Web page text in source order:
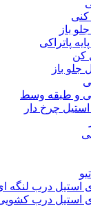
کنی
باز
پاتراکی
کن
جلو باز
و طبقه وسط
چرخ دار
استیل درب لنگه
استیل درب